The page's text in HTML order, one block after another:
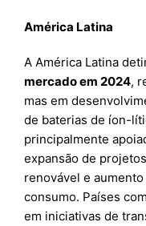
América Latina
A América Latina
mercado em 2024,
mas em
de baterias de íon-
principalmente
expansão de
renovável e
consumo. Países
em iniciativas de